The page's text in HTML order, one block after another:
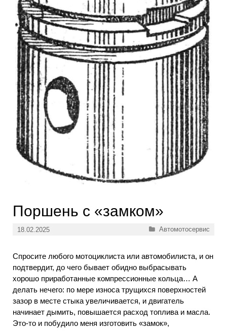
Поршень с «замком»
18.02.2025 Рубрики
Автомотосервис
Спросите любого мотоциклиста или автомобилиста, и он
подтвердит, до чего бывает обидно выбрасывать
хорошо приработанные компрессионные кольца… А
делать нечего: по мере износа трущихся поверхностей
зазор в месте стыка увеличивается, и двигатель
начинает дымить, повышается расход топлива и масла.
Это-то и побудило меня изготовить «замок»,